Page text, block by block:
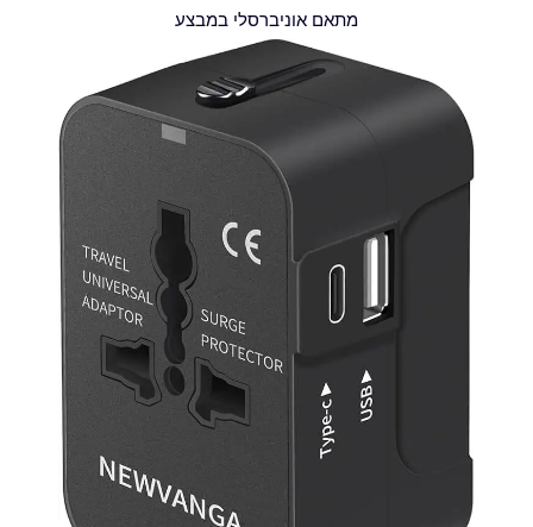
מתאם אוניברסלי במבצע